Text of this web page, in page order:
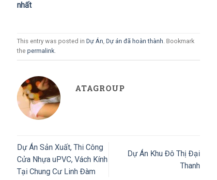
nhất
This entry was posted in Dự Án, Dự án đã hoàn thành. Bookmark
the permalink.
ATAGROUP
Dự Án Sản Xuất, Thi Công
Cửa Nhựa uPVC, Vách Kính
Tại Chung Cư Linh Đàm
Dự Án Khu Đô Thị Đại
Thanh